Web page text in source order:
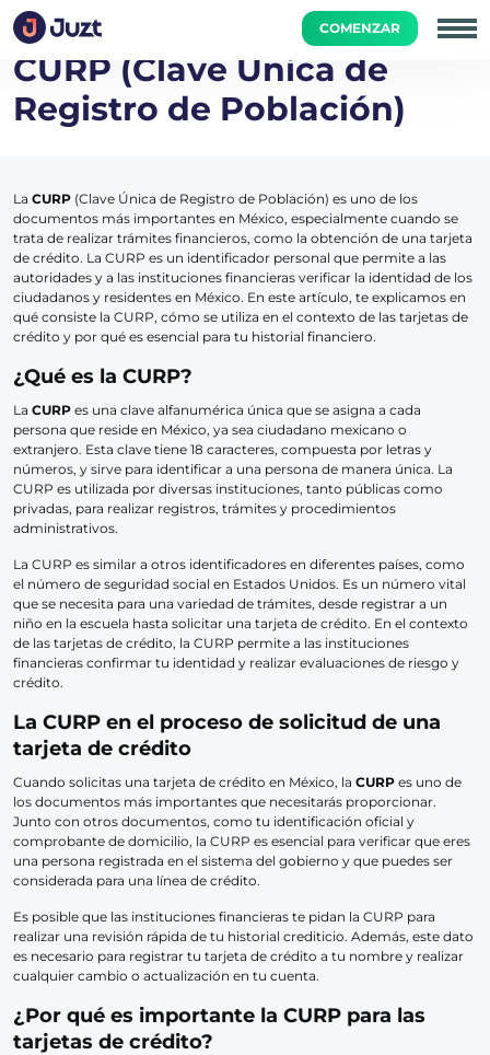
COMENZAR
Inicio Academia Diccionario Financiero CURP
CURP (Clave Única de
Registro de Población)
La CURP (Clave Única de Registro de Población) es uno de los
documentos más importantes en México, especialmente cuando se
trata de realizar trámites financieros, como la obtención de una tarjeta
de crédito. La CURP es un identificador personal que permite a las
autoridades y a las instituciones financieras verificar la identidad de los
ciudadanos y residentes en México. En este artículo, te explicamos en
qué consiste la CURP, cómo se utiliza en el contexto de las tarjetas de
crédito y por qué es esencial para tu historial financiero.
¿Qué es la CURP?
La CURP es una clave alfanumérica única que se asigna a cada
persona que reside en México, ya sea ciudadano mexicano o
extranjero. Esta clave tiene 18 caracteres, compuesta por letras y
números, y sirve para identificar a una persona de manera única. La
CURP es utilizada por diversas instituciones, tanto públicas como
privadas, para realizar registros, trámites y procedimientos
administrativos.
La CURP es similar a otros identificadores en diferentes países, como
el número de seguridad social en Estados Unidos. Es un número vital
que se necesita para una variedad de trámites, desde registrar a un
niño en la escuela hasta solicitar una tarjeta de crédito. En el contexto
de las tarjetas de crédito, la CURP permite a las instituciones
financieras confirmar tu identidad y realizar evaluaciones de riesgo y
crédito.
La CURP en el proceso de solicitud de una
tarjeta de crédito
Cuando solicitas una tarjeta de crédito en México, la CURP es uno de
los documentos más importantes que necesitarás proporcionar.
Junto con otros documentos, como tu identificación oficial y
comprobante de domicilio, la CURP es esencial para verificar que eres
una persona registrada en el sistema del gobierno y que puedes ser
considerada para una línea de crédito.
Es posible que las instituciones financieras te pidan la CURP para
realizar una revisión rápida de tu historial crediticio. Además, este dato
es necesario para registrar tu tarjeta de crédito a tu nombre y realizar
cualquier cambio o actualización en tu cuenta.
¿Por qué es importante la CURP para las
tarjetas de crédito?